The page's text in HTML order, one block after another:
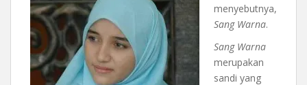
menyebutnya,
Sang Warna.
Sang Warna
merupakan
sandi yang